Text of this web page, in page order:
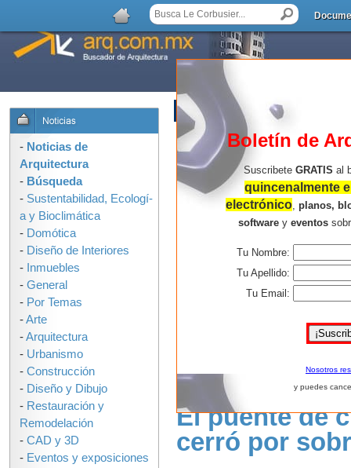
AGREGAR COMENTARIO
El puente de
cerró por
Boletín de
Suscribete GRATIS al
quincenalmente
electrónico, planos,
softwarey eventos
Tu Nombre:
Tu Apellido:
Tu Email:
Nosotros
y puedes
- Noticias de
Arquitectura
- Búsqueda
- Sustentabilidad, Ecologí­
a y Bioclimática
- Domótica
- Diseño de Interiores
- Inmuebles
- General
- Por Temas
-Arte
-Arquitectura
- Urbanismo
- Construcción
- Diseño y Dibujo
- Restauración y
Remodelación
- CAD y 3D
- Eventos y exposiciones